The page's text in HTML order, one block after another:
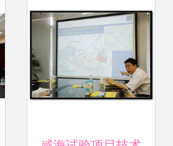
全技术交流会